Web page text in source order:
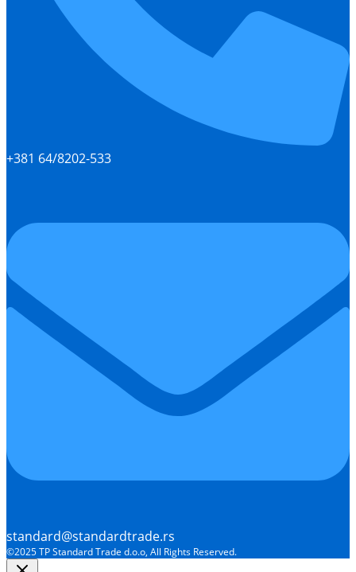
+381 64/8202-533
standard@standardtrade.rs
©2025 TP Standard Trade d.o.o, All Rights Reserved.